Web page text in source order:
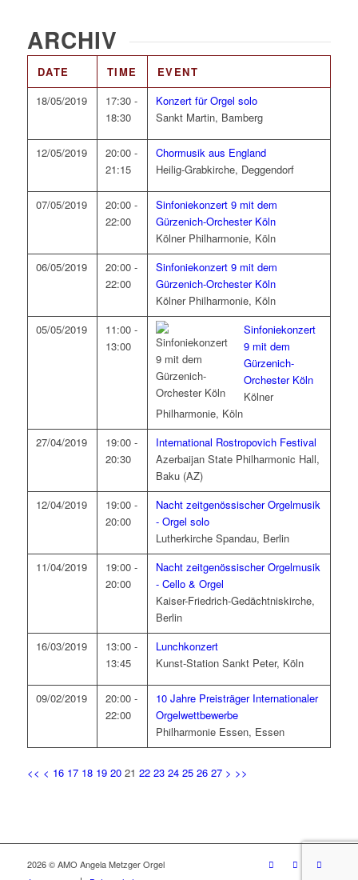
ARCHIV
DATE TIME
EVENT
18/05/2019
17:30 -
18:30
Konzert für Orgel solo
Sankt Martin, Bamberg
12/05/2019
20:00 -
21:15
Chormusik aus England
Heilig-Grabkirche, Deggendorf
07/05/2019
20:00 -
22:00
Sinfoniekonzert 9 mit dem
Gürzenich-Orchester Köln
Kölner Philharmonie, Köln
06/05/2019
20:00 -
22:00
Sinfoniekonzert 9 mit dem
Gürzenich-Orchester Köln
Kölner Philharmonie, Köln
05/05/2019
11:00 -
13:00
Sinfoniekonzert
9 mit dem
Gürzenich-
Orchester Köln
Kölner
Philharmonie, Köln
27/04/2019
19:00 -
20:30
International Rostropovich Festival
Azerbaijan State Philharmonic Hall,
Baku (AZ)
12/04/2019
19:00 -
20:00
Nacht zeitgenössischer Orgelmusik
- Orgel solo
Lutherkirche Spandau, Berlin
11/04/2019
19:00 -
20:00
Nacht zeitgenössischer Orgelmusik
- Cello & Orgel
Kaiser-Friedrich-Gedächtniskirche,
Berlin
16/03/2019
13:00 -
13:45
Lunchkonzert
Kunst-Station Sankt Peter, Köln
09/02/2019
20:00 -
22:00
10 Jahre Preisträger Internationaler
Orgelwettbewerbe
Philharmonie Essen, Essen
<< < 16 17 18 19 20 21 22 23 24 25 26 27 > >>
2026 © AMO Angela Metzger Orgel